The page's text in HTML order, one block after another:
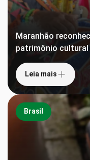
Maranhão
patrimônio cultural
Leia mais
Brasil